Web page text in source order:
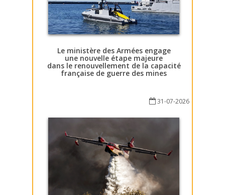
Le ministère des Armées engage
une nouvelle étape majeure
dans le renouvellement de la capacité
française de guerre des mines
31-07-2026